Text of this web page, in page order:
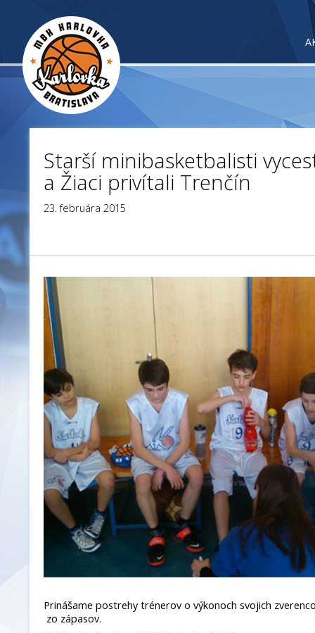
Starší minibasketbalisti
a Žiaci privítali Trenčín
23. februára 2015
Prinášame postrehy trénerov o výkonoch svojich
zo zápasov.